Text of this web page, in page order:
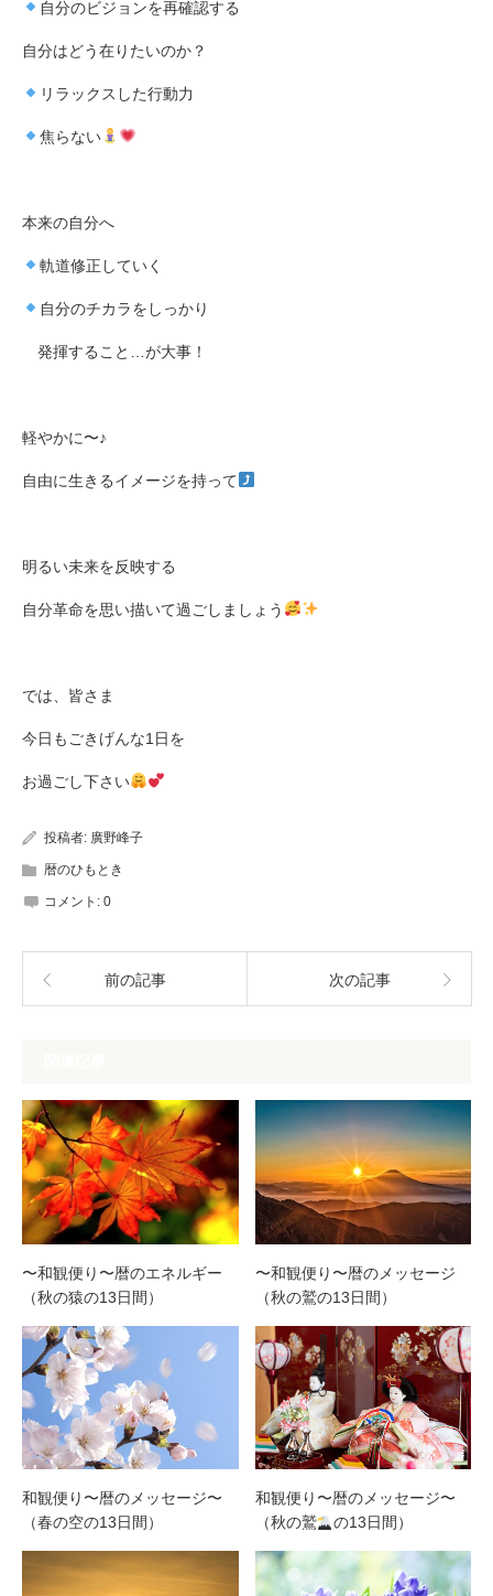
自分のビジョンを再確認する
自分はどう在りたいのか？
リラックスした行動力
焦らない
本来の自分へ
軌道修正していく
自分のチカラをしっかり
発揮すること が大事！
軽やかに〜♪
自由に生きるイメージを持って
明るい未来を反映する
自分革命を思い描いて過ごしましょう
では、皆さま
今日もごきげんな1 日を
お過ごし下さい
投稿者: 廣野峰子
暦のひもとき
コメント: 0
前の記事 次の記事
〜和観便り〜暦のエネルギー
（秋の猿の13日間）
〜和観便り〜暦のメッセージ
（秋の鷲の13日間）
和観便り〜暦のメッセージ〜
（春の空の13日間）
和観便り〜暦のメッセージ〜
（秋の鷲
の13日間）